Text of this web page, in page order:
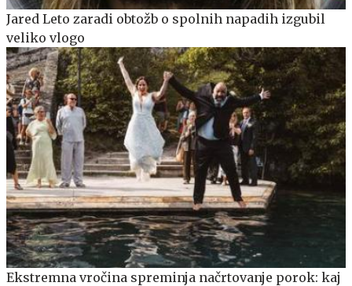
Jared Leto zaradi obtožb o spolnih napadih izgubil
veliko vlogo
Ekstremna vročina spreminja načrtovanje porok: kaj